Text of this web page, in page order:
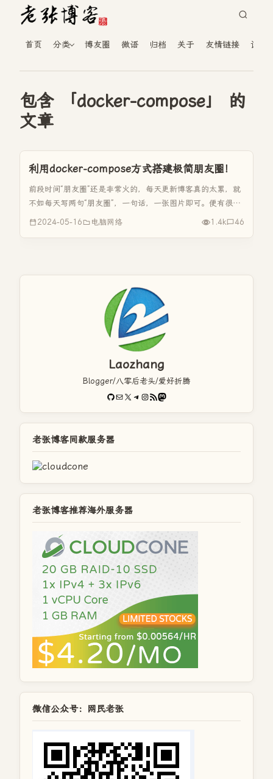
首页 分类 博友圈 微语 归档 关于 友情链接 读者
包含 「docker-compose」 的
文章
利用docker-compose方式搭建极简朋友圈！
前段时间“朋友圈”还是非常火的，每天更新博客真的太累，就
不如每天写两句“朋友圈”，一句话，一张图片即可。便有很多
人找WordPress的“朋友圈主题”，感觉用WordPress来跑极简
2024-05-16 电脑网络 1.4k 46
Laozhang
Blogger/八零后老头/爱好折腾
GitHub
电子邮件X Telegram
Instagram
RSS FeedMastodon
老张博客同款服务器
老张博客推荐海外服务器
微信公众号：网民老张